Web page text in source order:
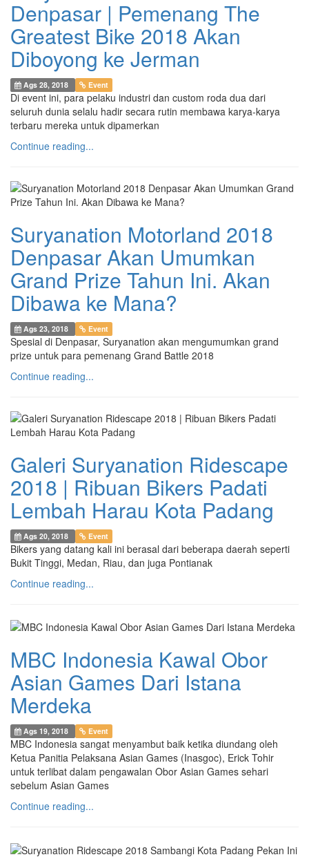
Denpasar | Pemenang The
Greatest Bike 2018 Akan
Diboyong ke Jerman
Ags 28, 2018 Event
Di event ini, para pelaku industri dan custom roda dua dari
seluruh dunia selalu hadir secara rutin membawa karya-karya
terbaru mereka untuk dipamerkan
Continue reading...
Suryanation Motorland 2018
Denpasar Akan Umumkan
Grand Prize Tahun Ini. Akan
Dibawa ke Mana?
Ags 23, 2018 Event
Spesial di Denpasar, Suryanation akan mengumumkan grand
prize untuk para pemenang Grand Battle 2018
Continue reading...
Galeri Suryanation Ridescape
2018 | Ribuan Bikers Padati
Lembah Harau Kota Padang
Ags 20, 2018 Event
Bikers yang datang kali ini berasal dari beberapa daerah seperti
Bukit Tinggi, Medan, Riau, dan juga Pontianak
Continue reading...
MBC Indonesia Kawal Obor
Asian Games Dari Istana
Merdeka
Ags 19, 2018 Event
MBC Indonesia sangat menyambut baik ketika diundang oleh
Ketua Panitia Pelaksana Asian Games (Inasgoc), Erick Tohir
untuk terlibat dalam pengawalan Obor Asian Games sehari
sebelum Asian Games
Continue reading...